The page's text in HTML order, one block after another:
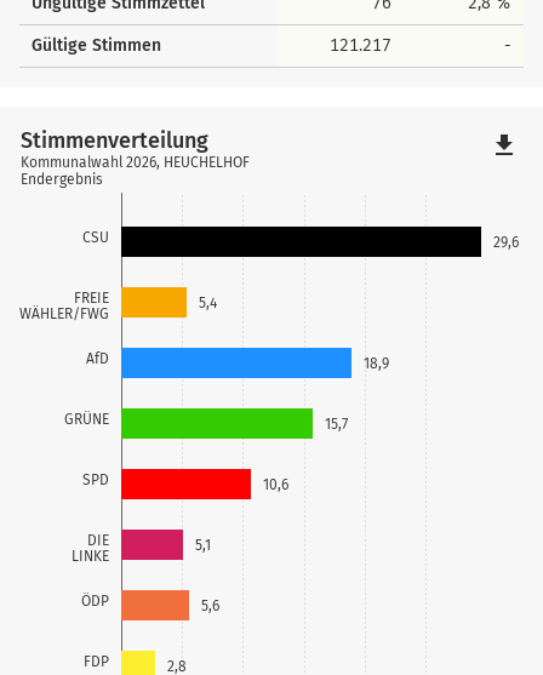
Gültige Stimmen 121.217 -
CSU
FREIE
WÄHLER/FWG
AfD
GRÜNE
SPD
DIE
LINKE
ÖDP
FDP
29,6
5,4
18,9
15,7
10,6
5,1
5,6
2,8
Stimmenverteilung
Kommunalwahl 2026, HEUCHELHOF
Endergebnis
file_download